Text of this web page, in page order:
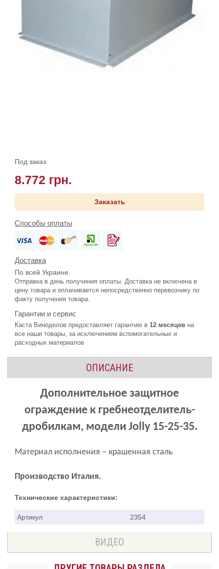
Под заказ
8.772 грн.
Заказать
Способы оплаты
Доставка
По всей Украине.
Отправка в день получения оплаты. Доставка не включена в
цену товара и оплачивается непосредственно перевозчику по
факту получения товара.
Гарантии и сервис
Каста Виноделов предоставляет гарантию в 12 месяцев на
все наши товары, за исключением вспомогательных и
расходных материалов
ОПИСАНИЕ
Дополнительное защитное
ограждение к гребнеотделитель-
дробилкам, модели Jolly 15-25-35.
Материал исполнения – крашенная сталь
Производство Италия.
Технические характеристики:
Артикул 2354
ВИДЕО